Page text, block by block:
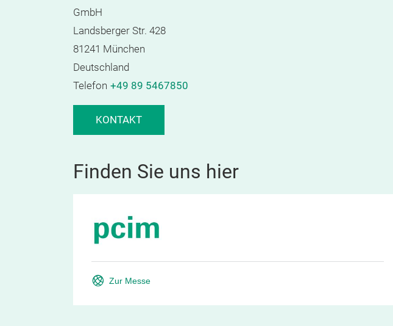
GmbH
Landsberger Str. 428
81241 München
Deutschland
Telefon +49 89 5467850
KONTAKT
Finden Sie uns hier
Zur Messe